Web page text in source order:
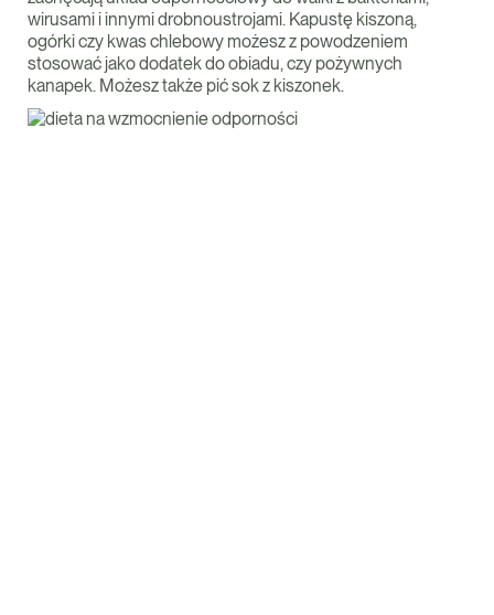
wirusami i innymi drobnoustrojami. Kapustę kiszoną,
ogórki czy kwas chlebowy możesz z powodzeniem
stosować jako dodatek do obiadu, czy pożywnych
kanapek. Możesz także pić sok z kiszonek.